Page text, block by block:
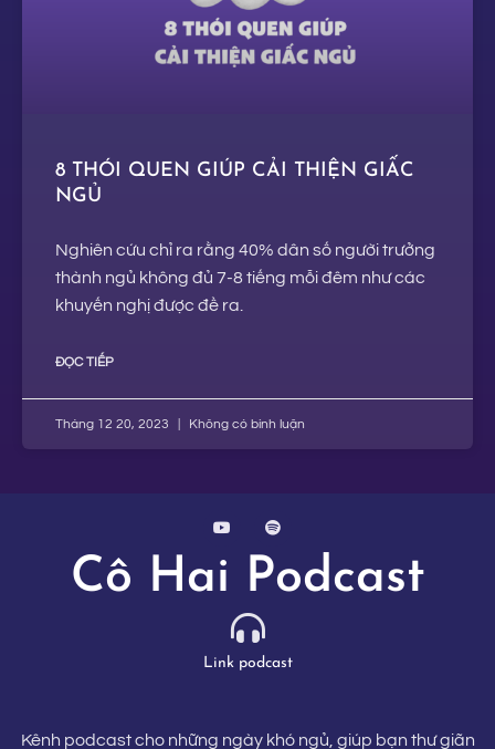
8 THÓI QUEN GIÚP CẢI THIỆN GIẤC
NGỦ
Nghiên cứu chỉ ra rằng 40% dân số người trưởng
thành ngủ không đủ 7-8 tiếng mỗi đêm như các
khuyến nghị được đề ra.
ĐỌC TIẾP
Tháng 12 20, 2023 Không có bình luận
Cô Hai Podcast
Link podcast
Kênh podcast cho những ngày khó ngủ, giúp bạn thư giãn